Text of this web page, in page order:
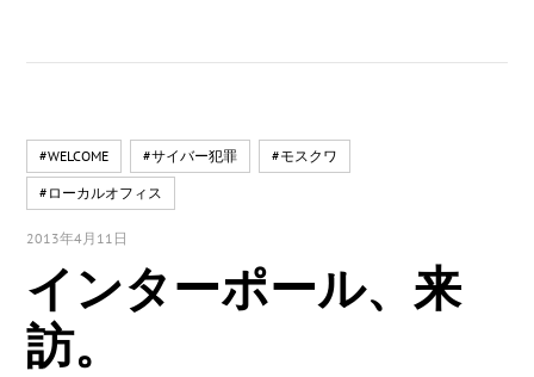
#WELCOME #サイバー犯罪 #モスクワ
#ローカルオフィス
2013年4月11日
インターポール、来
訪。